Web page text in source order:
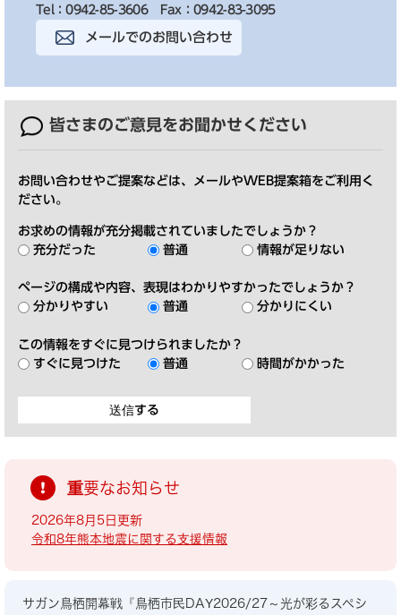
Tel：0942-85-3606 Fax：0942-83-3095
メールでのお問い合わせ
皆さまのご意見をお聞かせください
お問い合わせやご提案などは、メールやWEB提案箱をご利用く
ださい。
お求めの情報が充分掲載されていましたでしょうか？
充分だった
普通 情報が足りない
ページの構成や内容、表現はわかりやすかったでしょうか？
分かりやすい
普通 分かりにくい
この情報をすぐに見つけられましたか？
すぐに見つけた
普通 時間がかかった
重要なお知らせ
2026年8月5日更新
令和8年熊本地震に関する支援情報
サガン鳥栖開幕戦『鳥栖市民DAY2026/27～光が彩るスペシ